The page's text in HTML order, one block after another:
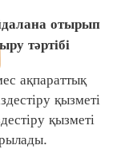
отырып
тәртібі
ақпараттық
қызметі
қызметі